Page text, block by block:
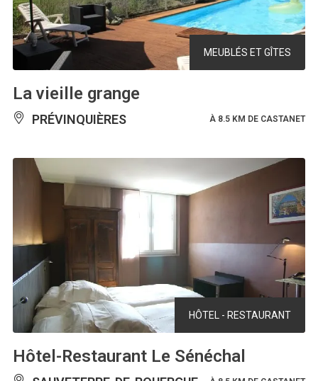
MEUBLÉS ET GÎTES
La vieille grange
PRÉVINQUIÈRES À 8.5 KM DE CASTANET
HÔTEL - RESTAURANT
Hôtel-Restaurant Le Sénéchal